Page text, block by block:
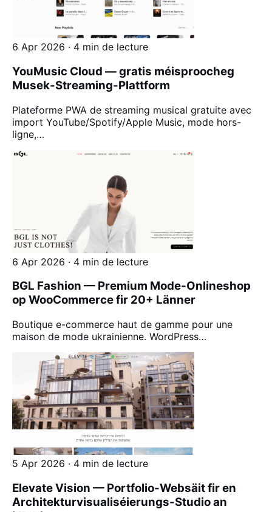
6 Apr 2026 · 4 min de lecture
YouMusic Cloud — gratis méisproocheg
Musek-Streaming-Plattform
Plateforme PWA de streaming musical gratuite avec
import YouTube/Spotify/Apple Music, mode hors-
ligne,…
6 Apr 2026 · 4 min de lecture
BGL Fashion — Premium Mode-Onlineshop
op WooCommerce fir 20+ Länner
Boutique e-commerce haut de gamme pour une
maison de mode ukrainienne. WordPress…
5 Apr 2026 · 4 min de lecture
Elevate Vision — Portfolio-Websäit fir en
Architekturvisualiséierungs-Studio an